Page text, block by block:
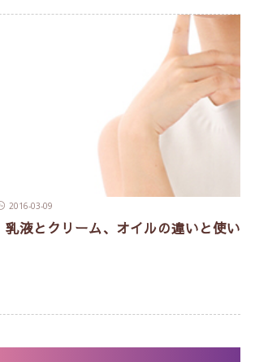
2016-03-09
乳液とクリーム、オイルの違いと使い